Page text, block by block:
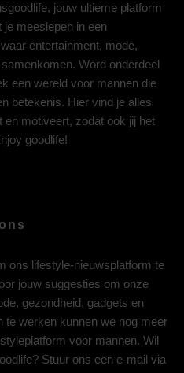
jouw ultieme platform
je meeslepen in een
entertainment, mode,
Word onderdeel
een wereld voor mannen die
betekenis. Hier vind je alles
en motiveert, zodat ook jij het
goodlife!
ons lifestyle-nieuwsplatform te
jouw suggesties om onze
gezondheid, gadgets en
te werken kunnen we nog meer
voor mannen. Wil
Stuur ons een e-mail via